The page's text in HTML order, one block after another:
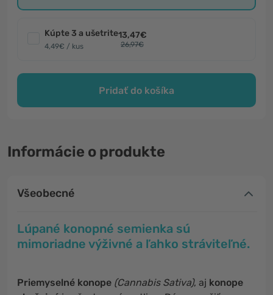
Kúpte 3 a ušetrite
4,49€ / kus
13,47€
26,97€
Pridať do košíka
Informácie o produkte
Všeobecné
Lúpané konopné semienka sú
mimoriadne výživné a ľahko stráviteľné.
Priemyselné konope (Cannabis Sativa), aj konope